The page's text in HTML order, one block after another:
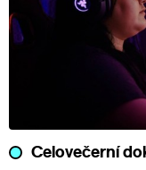
Celovečerní